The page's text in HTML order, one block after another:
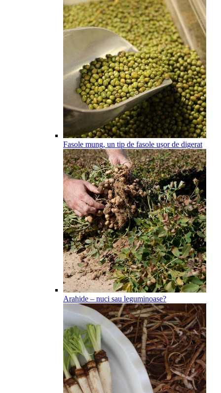
Fasole mung, un tip de fasole ușor de digerat
Arahide – nuci sau leguminoase?